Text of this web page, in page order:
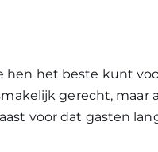
hen het beste kunt
gerecht, maar
voor dat gasten